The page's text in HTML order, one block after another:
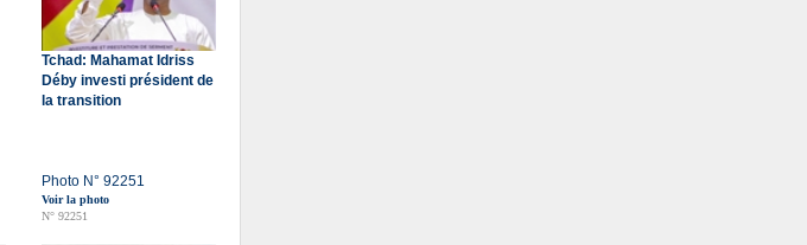
Tchad: Mahamat Idriss
Déby investi président de
la transition
Photo N° 92251
Voir la photo
N° 92251